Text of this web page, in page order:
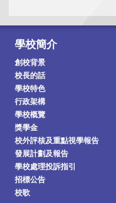
學校簡介
創校背景
校長的話
學校特色
行政架構
學校概覽
獎學金
校外評核及重點視學報告
發展計劃及報告
學校處理投訴指引
招標公告
校歌